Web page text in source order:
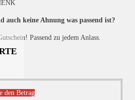
auch keine Ahnung was passend ist?
Passend zu jedem Anlass.
den BetragDieses